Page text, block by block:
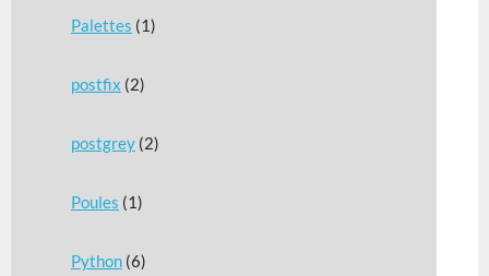
Palettes (1)
postfix (2)
postgrey (2)
Poules (1)
Python (6)